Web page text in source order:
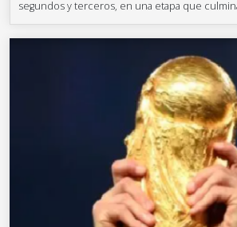
segundos y terceros, en una etapa que